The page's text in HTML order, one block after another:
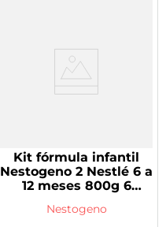
Kit fórmula infantil
Nestogeno 2 Nestlé 6 a
12 meses 800g 6
Nestogeno